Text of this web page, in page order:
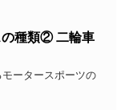
の種類② 二輪車
ータースポーツの